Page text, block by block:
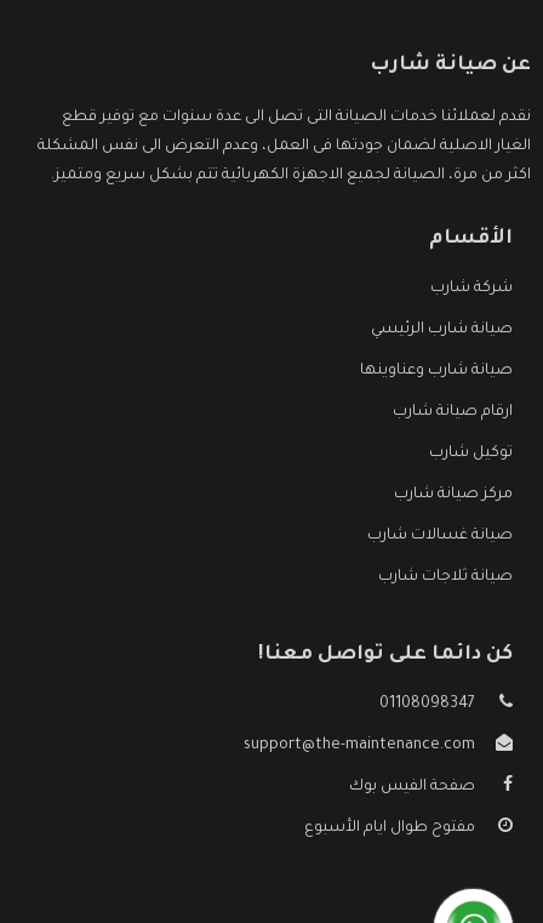
عن صيانة شارب
نقدم لعملائنا خدمات الصيانة التى تصل الى عدة سنوات مع توفير قطع
الغيار الاصلية لضمان جودتها فى العمل، وعدم التعرض الى نفس المشكلة
اكثر من مرة، الصيانة لجميع الاجهزة الكهربائية تتم بشكل سريع ومتميز.
الأقسام
شركة شارب
صيانة شارب الرئيسي
صيانة شارب وعناوينها
ارقام صيانة شارب
توكيل شارب
مركز صيانة شارب
صيانة غسالات شارب
صيانة ثلاجات شارب
كن دائما على تواصل معنا!
01108098347
support@the-maintenance.com
صفحة الفيس بوك
مفتوح طوال ايام الأسبوع